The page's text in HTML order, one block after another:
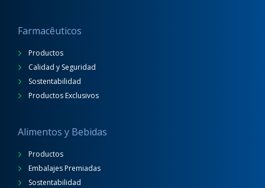
Farmacêuticos
Productos
Calidad y Seguridad
Sostentabilidad
Productos Exclusivos
Alimentos y Bebidas
Productos
Embalajes Premiadas
Sostentabilidad